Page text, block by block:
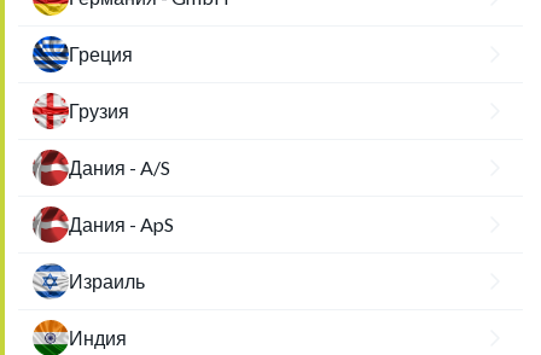
Греция
Грузия
Дания - A/S
Дания - ApS
Израиль
Индия